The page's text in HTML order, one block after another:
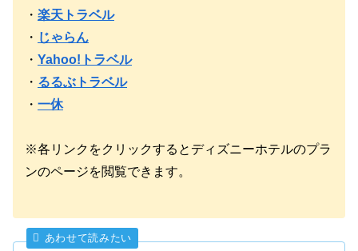
・ 楽天トラベル
・ じゃらん
・ Yahoo!トラベル
・ るるぶトラベル
・ 一休
※各リンクをクリックするとディズニーホテルのプラ
ンのページを閲覧できます。